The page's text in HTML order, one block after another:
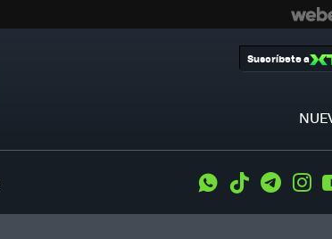
Suscríbete a
WhatsApp
Tiktok